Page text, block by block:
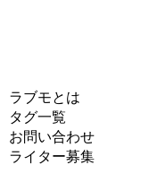
ラブモとは
タグ一覧
お問い合わせ
ライター募集